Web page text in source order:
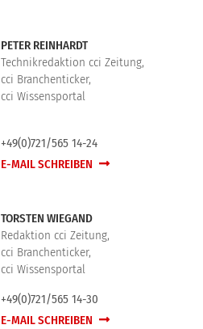
PETER REINHARDT
Technikredaktion cci Zeitung,
cci Branchenticker,
cci Wissensportal
+49(0)721/565 14-24
E-MAIL SCHREIBEN
TORSTEN WIEGAND
Redaktion cci Zeitung,
cci Branchenticker,
cci Wissensportal
+49(0)721/565 14-30
E-MAIL SCHREIBEN